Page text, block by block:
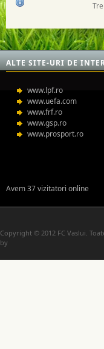
ALTE SITE-URI DE
www.lpf.ro
www.uefa.com
www.frf.ro
www.gsp.ro
www.prosport.ro
Avem 37 vizitatori online
Copyright © 2012 FC Vaslui.
by